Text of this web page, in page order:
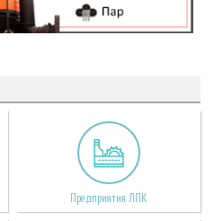
Предприятия ЛПК